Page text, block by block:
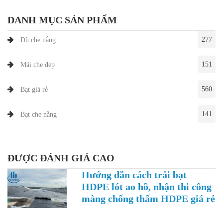
DANH MỤC SẢN PHẨM
Dù che nắng 277
Mái che đẹp 151
Bạt giá rẻ 560
Bạt che nắng 141
ĐƯỢC ĐÁNH GIÁ CAO
Hướng dẫn cách trải bạt
HDPE lót ao hồ, nhận thi công
màng chống thấm HDPE giá rẻ